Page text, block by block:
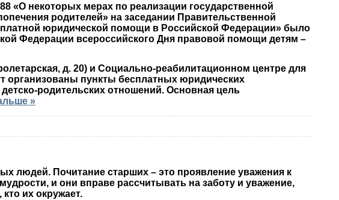
«О некоторых мерах по реализации государственной
родителей» на заседании Правительственной
юридической помощи в Российской Федерации» было
Федерации всероссийского Дня правовой помощи детям –
д. 20) и Социально-реабилитационном центре для
организованы пункты бесплатных юридических
родительских отношений. Основная цель
»
людей. Почитание старших – это проявление уважения к
и они вправе рассчитывать на заботу и уважение,
их окружает.